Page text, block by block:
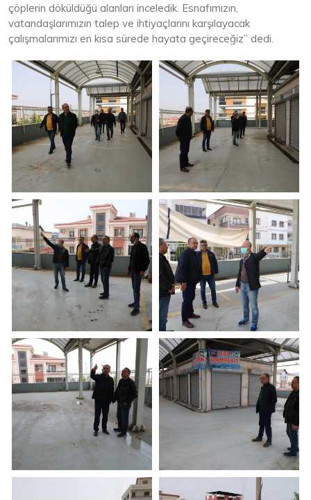
çöplerin döküldüğü alanları inceledik. Esnafımızın,
vatandaşlarımızın talep ve ihtiyaçlarını karşılayacak
çalışmalarımızı en kısa sürede hayata geçireceğiz” dedi.